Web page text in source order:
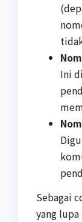
Ini
Sebagai
yang